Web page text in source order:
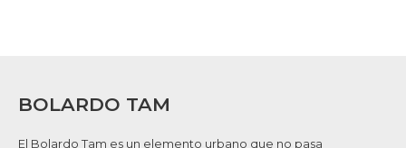
BOLARDO TAM
El Bolardo Tam es un elemento urbano que no pasa